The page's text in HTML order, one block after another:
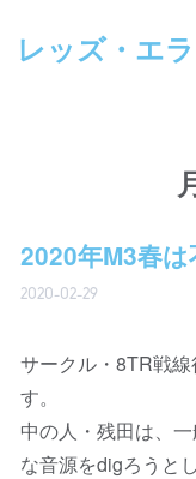
レッズ・エ
2020年M3春
2020-02-29
サークル・8TR戦
す。
中の人・残田は、
な音源をdigろうと